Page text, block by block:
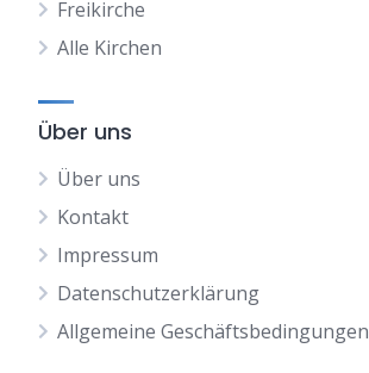
Freikirche
Alle Kirchen
Über uns
Über uns
Kontakt
Impressum
Datenschutzerklärung
Allgemeine Geschäftsbedingungen